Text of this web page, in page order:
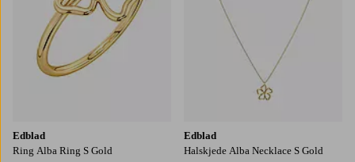
Edblad
Ring Alba Ring S Gold
Edblad
Halskjede Alba Necklace S Gold